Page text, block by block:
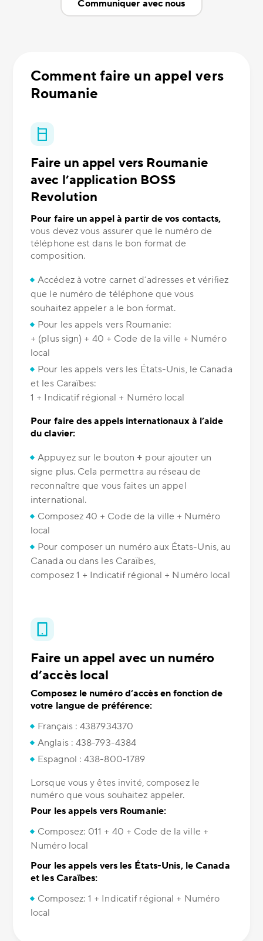
Communiquer avec nous
Comment faire un appel vers
Roumanie
Faire un appel vers Roumanie
avec l’application BOSS
Revolution
Pour faire un appel à partir de vos contacts,
vous devez vous assurer que le numéro de
téléphone est dans le bon format de
composition.
Accédez à votre carnet d’adresses et vérifiez
que le numéro de téléphone que vous
souhaitez appeler a le bon format.
Pour les appels vers Roumanie:
+ (plus sign) + 40 + Code de la ville + Numéro
local
Pour les appels vers les États-Unis, le Canada
et les Caraïbes:
1 + Indicatif régional + Numéro local
Pour faire des appels internationaux à l’aide
du clavier:
Appuyez sur le bouton + pour ajouter un
signe plus. Cela permettra au réseau de
reconnaître que vous faites un appel
international.
Composez 40 + Code de la ville + Numéro
local
Pour composer un numéro aux États-Unis, au
Canada ou dans les Caraïbes,
composez 1 + Indicatif régional + Numéro local
Faire un appel avec un numéro
d’accès local
Composez le numéro d’accès en fonction de
votre langue de préférence:
Français : 4387934370
Anglais : 438-793-4384
Espagnol : 438-800-1789
Lorsque vous y êtes invité, composez le
numéro que vous souhaitez appeler.
Pour les appels vers Roumanie:
Composez: 011 + 40 + Code de la ville +
Numéro local
Pour les appels vers les États-Unis, le Canada
et les Caraïbes:
Composez: 1 + Indicatif régional + Numéro
local